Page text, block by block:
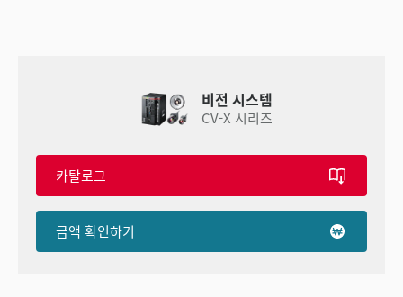
비전 시스템
CV-X 시리즈
카탈로그
금액 확인하기